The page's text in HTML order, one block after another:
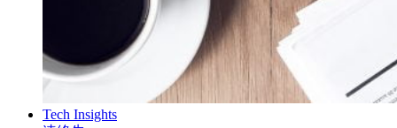
Tech Insights